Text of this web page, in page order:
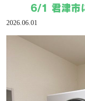
6/1 君津市
2026.06.01